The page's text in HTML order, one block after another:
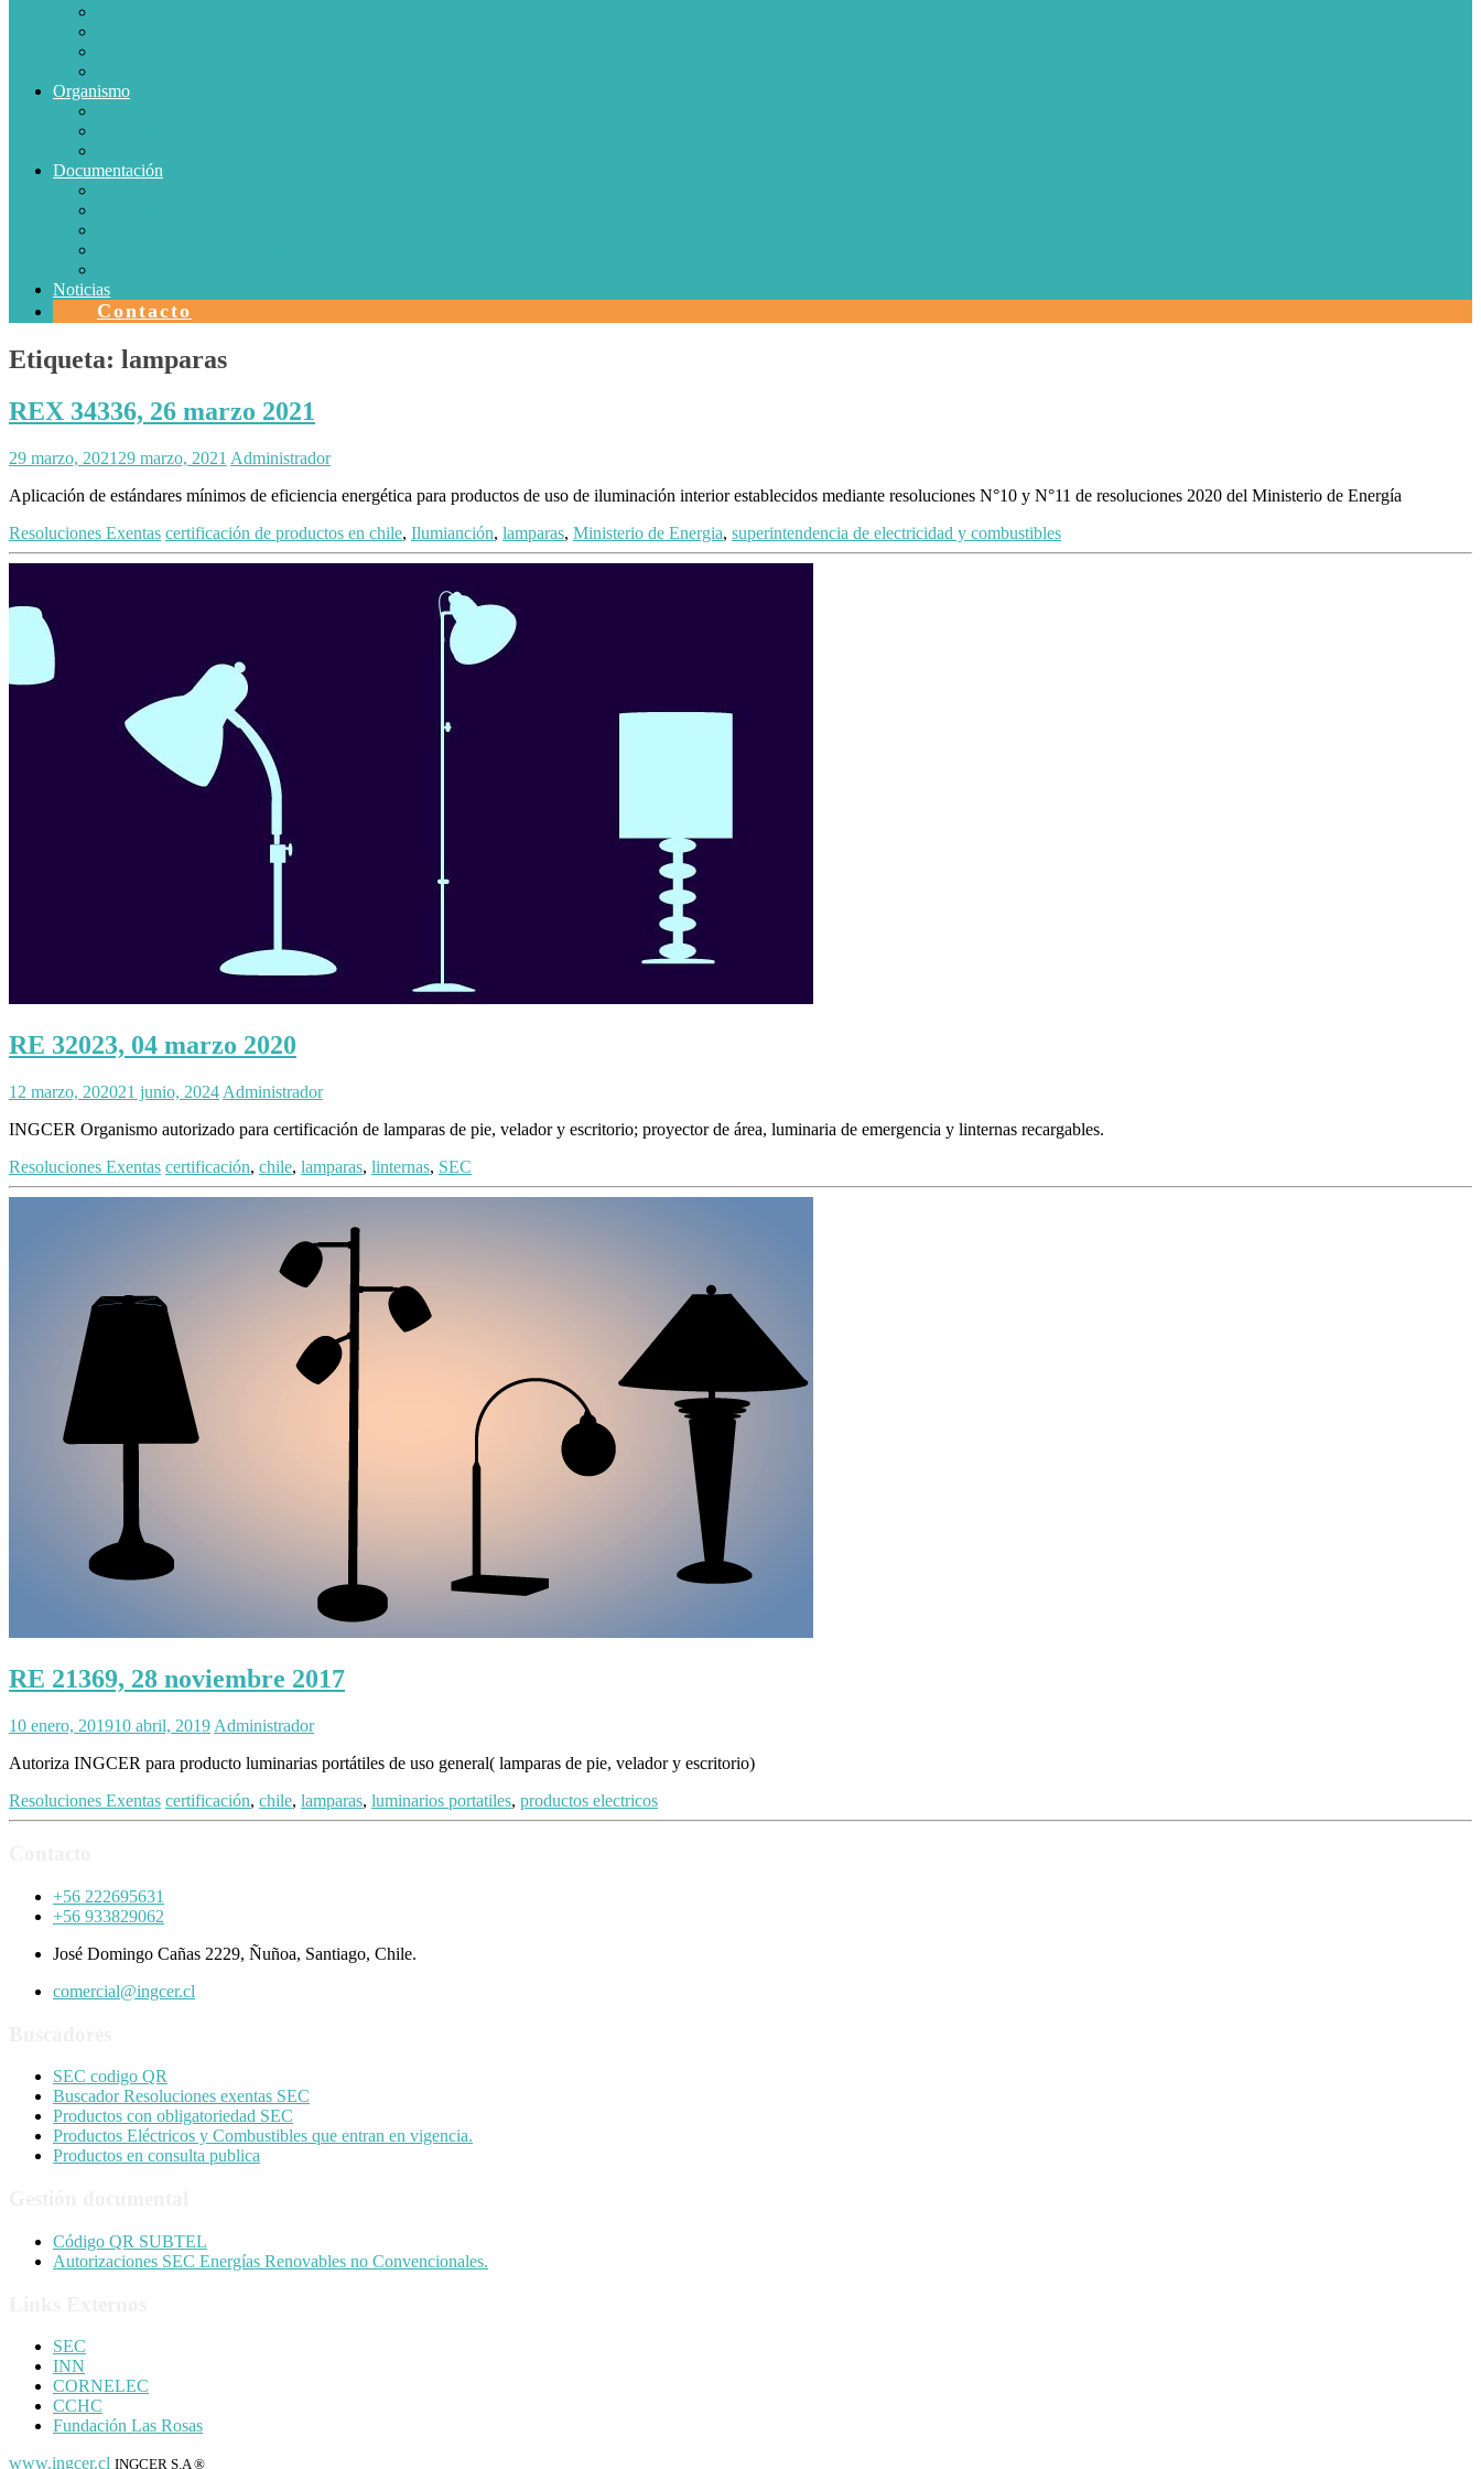
Organismo
Documentación
Noticias
Contacto
Etiqueta: lamparas
REX 34336, 26 marzo 2021
29 marzo, 2021 29 marzo, 2021 Administrador
Aplicación de estándares mínimos de eficiencia energética para productos de uso de iluminación interior establecidos mediante resoluciones N°10 y N°11 de resoluciones 2020 del Ministerio de Energía
Resoluciones Exentas certificación de productos en chile, Ilumianción, lamparas, Ministerio de Energia, superintendencia de electricidad y combustibles
RE 32023, 04 marzo 2020
12 marzo, 202021 junio, 2024 Administrador
INGCER Organismo autorizado para certificación de lamparas de pie, velador y escritorio; proyector de área, luminaria de emergencia y linternas recargables.
Resoluciones Exentas certificación, chile, lamparas, linternas, SEC
RE 21369, 28 noviembre 2017
10 enero, 201910 abril, 2019 Administrador
Autoriza INGCER para producto luminarias portátiles de uso general( lamparas de pie, velador y escritorio)
Resoluciones Exentas certificación, chile, lamparas, luminarios portatiles, productos electricos
+56 222695631
+56 933829062
José Domingo Cañas 2229, Ñuñoa, Santiago, Chile.
comercial@ingcer.cl
SEC codigo QR
Buscador Resoluciones exentas SEC
Productos con obligatoriedad SEC
Productos Eléctricos y Combustibles que entran en vigencia.
Productos en consulta publica
Código QR SUBTEL
Autorizaciones SEC Energías Renovables no Convencionales.
SEC
INN
CORNELEC
CCHC
Fundación Las Rosas
www.ingcer.cl INGCER S.A ®